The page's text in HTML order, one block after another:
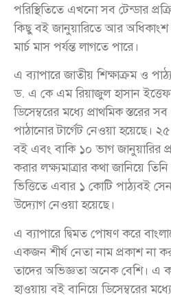
পরিস্থিতিতে এখনো সব টেন্ডার
কিছু বই জানুয়ারিতে আর অধিকাংশ
মার্চ মাস পর্যন্ত লাগতে পারে।
এ ব্যাপারে জাতীয় শিক্ষাক্রম ও
ড. এ কে এম রিয়াজুল হাসান
ডিসেম্বরের মধ্যে প্রাথমিক স্তরের
পাঠানোর টার্গেট নেওয়া হয়েছে।
বই এবং বাকি ১০ ভাগ জানুয়ারির
করার লক্ষ্যমাত্রার কথা জানিয়ে
ভিত্তিতে এবার ১ কোটি পাঠ্যবই
উদ্যোগ নেওয়া হয়েছে।
এ ব্যাপারে দ্বিমত পোষণ করে
একজন শীর্ষ নেতা নাম প্রকাশ না
তাদের অভিজ্ঞতা অনেক বেশি। এ
হাওয়ায় বই বানিয়ে ডিসেম্বরের